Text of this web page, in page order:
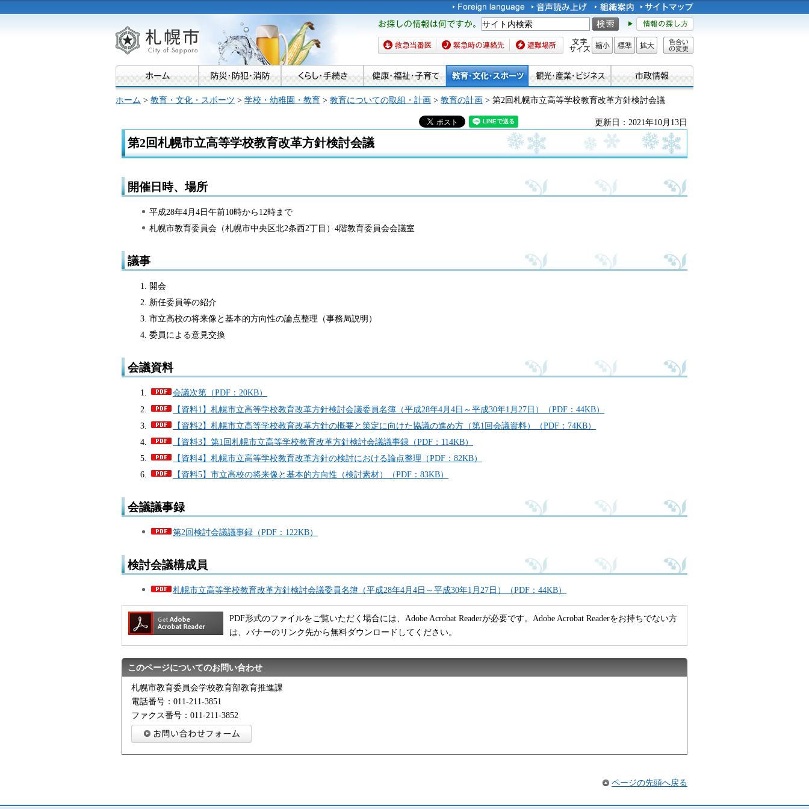
札幌市
お探しの情報は何です
か。
救急当番医 緊急時の連絡先 避難場所 文字サイズ
縮小 標準 拡大
色合い
ホーム > 教育・文化・スポーツ > 学校・幼稚園・教育 > 教育についての取組・計画 > 教育の計画 > 第2回札幌市立高等学校教育改革方針検討会議
更新日：2021年10月13日
第2回札幌市立高等学校教育改革方針検討会議
開催日時、場所
平成28年4月4日午前10時から12時まで
札幌市教育委員会（札幌市中央区北2条西2丁目）4階教育委員会会議室
議事
開会
新任委員等の紹介
市立高校の将来像と基本的方向性の論点整理（事務局説明）
委員による意見交換
会議資料
会議次第（PDF：20KB）
【資料1】札幌市立高等学校教育改革方針検討会議委員名簿（平成28年4月4日～平成30年1月27日）（PDF：44KB）
【資料2】札幌市立高等学校教育改革方針の概要と策定に向けた協議の進め方（第1回会議資料）（PDF：74KB）
【資料3】第1回札幌市立高等学校教育改革方針検討会議議事録（PDF：114KB）
【資料4】札幌市立高等学校教育改革方針の検討における論点整理（PDF：82KB）
【資料5】市立高校の将来像と基本的方向性（検討素材）（PDF：83KB）
会議議事録
第2回検討会議議事録（PDF：122KB）
検討会議構成員
札幌市立高等学校教育改革方針検討会議委員名簿（平成28年4月4日～平成30年1月27日）（PDF：44KB）
PDF形式のファイルをご覧いただく場合には、Adobe Acrobat Readerが必要です。Adobe Acrobat Readerをお持ちでない方
は、バナーのリンク先から無料ダウンロードしてください。
このページについてのお問い合わせ
札幌市教育委員会学校教育部教育推進課
電話番号：011-211-3851
ファクス番号：011-211-3852
ページの先頭へ戻る